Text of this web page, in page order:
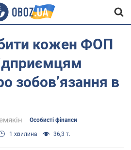
кожен ФОП
зобов’язання в
Особисті фінанси
1 хвилина 36,3 т.